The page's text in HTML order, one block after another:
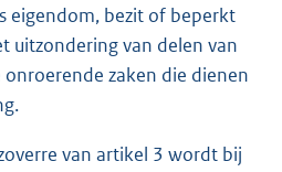
eigendom, bezit of beperkt
uitzondering van delen van
onroerende zaken die dienen
van artikel 3 wordt bij